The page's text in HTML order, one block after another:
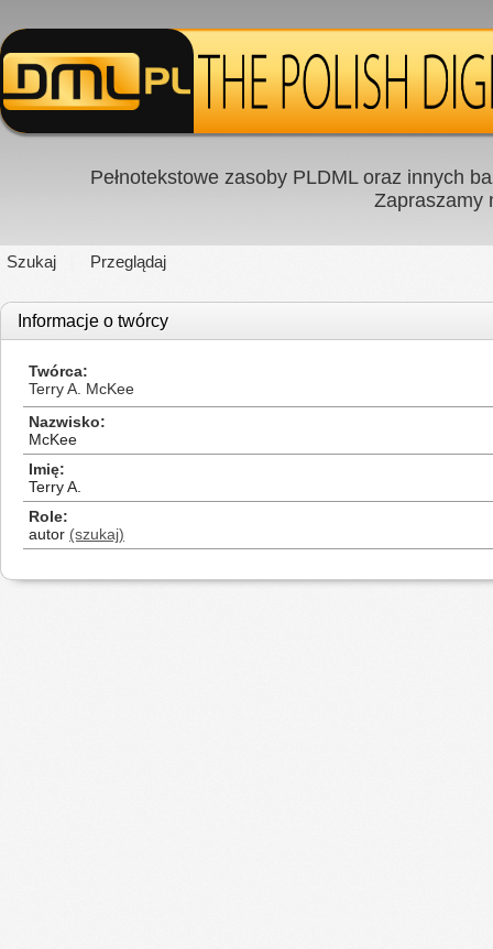
Pełnotekstowe zasoby PLDML oraz innych
Zapraszamy
Szukaj Przeglądaj
Informacje o twórcy
Twórca
Terry A. McKee
Nazwisko
McKee
Imię
Terry A.
Role
autor (szukaj)